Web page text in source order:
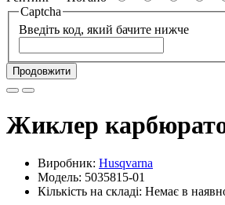
Captcha
Введіть код, який бачите нижче
Продовжити
Жиклер
Виробник: Husqvarna
Модель: 5035815-01
Кількість на складі: Немає в